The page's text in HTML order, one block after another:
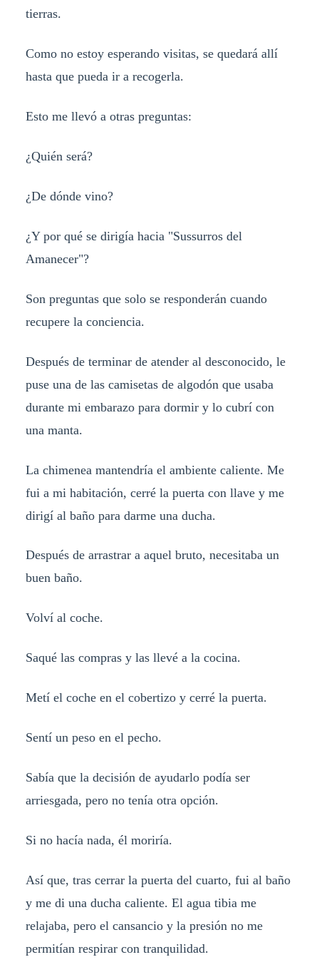
tierras.
Como no estoy esperando visitas, se quedará allí
hasta que pueda ir a recogerla.
Esto me llevó a otras preguntas:
¿Quién será?
¿De dónde vino?
¿Y por qué se dirigía hacia "Sussurros del
Amanecer"?
Son preguntas que solo se responderán cuando
recupere la conciencia.
Después de terminar de atender al desconocido, le
puse una de las camisetas de algodón que usaba
durante mi embarazo para dormir y lo cubrí con
una manta.
La chimenea mantendría el ambiente caliente. Me
fui a mi habitación, cerré la puerta con llave y me
dirigí al baño para darme una ducha.
Después de arrastrar a aquel bruto, necesitaba un
buen baño.
Volví al coche.
Saqué las compras y las llevé a la cocina.
Metí el coche en el cobertizo y cerré la puerta.
Sentí un peso en el pecho.
Sabía que la decisión de ayudarlo podía ser
arriesgada, pero no tenía otra opción.
Si no hacía nada, él moriría.
Así que, tras cerrar la puerta del cuarto, fui al baño
y me di una ducha caliente. El agua tibia me
relajaba, pero el cansancio y la presión no me
permitían respirar con tranquilidad.